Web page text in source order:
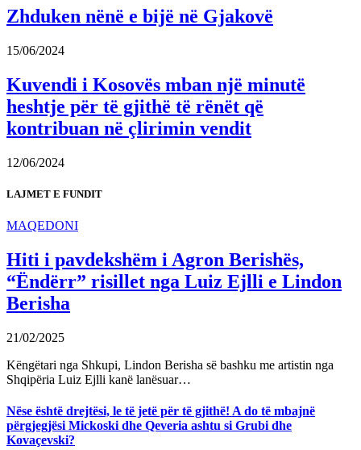
Zhduken nënë e bijë në Gjakovë
15/06/2024
Kuvendi i Kosovës mban një minutë
heshtje për të gjithë të rënët që
kontribuan në çlirimin vendit
12/06/2024
LAJMET E FUNDIT
MAQEDONI
Hiti i pavdekshëm i Agron Berishës,
“Ëndërr” risillet nga Luiz Ejlli e Lindon
Berisha
21/02/2025
Këngëtari nga Shkupi, Lindon Berisha së bashku me artistin nga
Shqipëria Luiz Ejlli kanë lanësuar…
Nëse është drejtësi, le të jetë për të gjithë! A do të mbajnë
përgjegjësi Mickoski dhe Qeveria ashtu si Grubi dhe
Kovaçevski?